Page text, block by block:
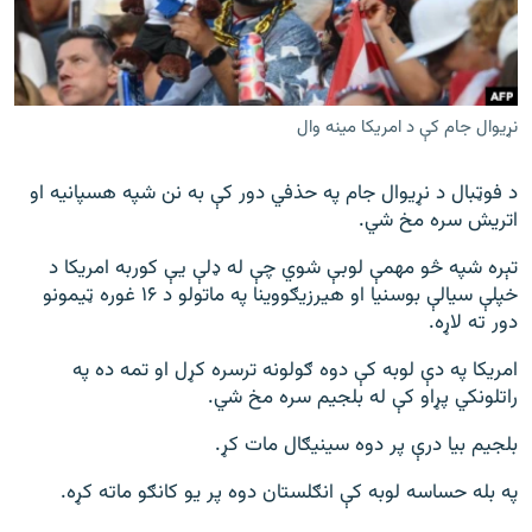
اړیکه
دري پاڼه
Azadi English
راسره ملګري شئ
د ازادې اروپا/ ازادي راډيو ټولې پاڼې
نړیوال جام کې د امریکا مینه وال
د فوټبال د نړیوال جام په حذفي دور کې به نن شپه هسپانیه او
اتریش سره مخ شي.
تېره شپه څو مهمې لوبې شوي چې له ډلې یې کوربه امریکا د
خپلې سیالې بوسنیا او هیرزیګووینا په ماتولو د ۱۶ غوره ټیمونو
دور ته لاړه.
امریکا په دې لوبه کې دوه ګولونه ترسره کړل او تمه ده په
راتلونکي پړاو کې له بلجیم سره مخ شي.
بلجیم بیا درې پر دوه سینیګال مات کړ.
په بله حساسه لوبه کې انګلستان دوه پر یو کانګو ماته کړه.